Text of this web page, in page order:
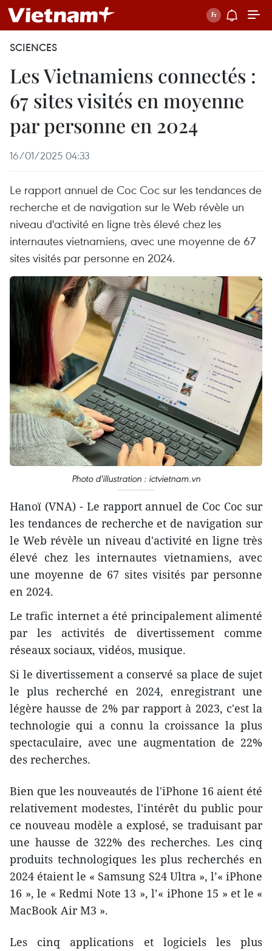
SCIENCES
Les Vietnamiens connectés :
67 sites visités en moyenne
par personne en 2024
16/01/2025 04:33
Le rapport annuel de Coc Coc sur les tendances de
recherche et de navigation sur le Web révèle un
niveau d'activité en ligne très élevé chez les
internautes vietnamiens, avec une moyenne de 67
sites visités par personne en 2024.
Photo d'illustration : ictvietnam.vn
Hanoï (VNA) - Le rapport annuel de Coc Coc sur
les tendances de recherche et de navigation sur
le Web révèle un niveau d'activité en ligne très
élevé chez les internautes vietnamiens, avec
une moyenne de 67 sites visités par personne
en 2024.
Le trafic internet a été principalement alimenté
par les activités de divertissement comme
réseaux sociaux, vidéos, musique.
Si le divertissement a conservé sa place de sujet
le plus recherché en 2024, enregistrant une
légère hausse de 2% par rapport à 2023, c'est la
technologie qui a connu la croissance la plus
spectaculaire, avec une augmentation de 22%
des recherches.
Bien que les nouveautés de l'iPhone 16 aient été
relativement modestes, l'intérêt du public pour
ce nouveau modèle a explosé, se traduisant par
une hausse de 322% des recherches. Les cinq
produits technologiques les plus recherchés en
2024 étaient le « Samsung S24 Ultra », l’« iPhone
16 », le « Redmi Note 13 », l’« iPhone 15 » et le «
MacBook Air M3 ».
Les cinq applications et logiciels les plus